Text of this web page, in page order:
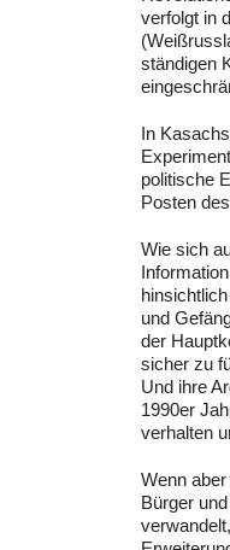
verfolgt in
ständigen
In
politische
Posten
Wie sich
und
der
sicher zu
Und ihre
1990er
verhalten
Wenn
Bürger